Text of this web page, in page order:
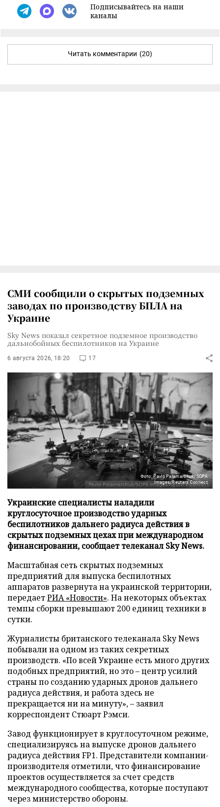
Подписывайтесь на наши
каналы
Читать комментарии (20)
СМИ сообщили о скрытых подземных
заводах по производству БПЛА на
Украине
Sky News показал секретное подземное производство
дальнобойных беспилотников на Украине
6 августа 2026, 18:20 17
Фото: Pavlo Palamarchuk/SOPA
Images/Reuters Connect
Украинские специалисты наладили
круглосуточное производство ударных
беспилотников дальнего радиуса действия в
скрытых подземных цехах при международном
финансировании, сообщает телеканал Sky News.
Масштабная сеть скрытых подземных
предприятий для выпуска беспилотных
аппаратов развернута на украинской территории,
передаетРИА «Новости». На некоторых объектах
темпы сборки превышают 200 единиц техники в
сутки.
Журналисты британского телеканала Sky News
побывали на одном из таких секретных
производств. «По всей Украине есть много других
подобных предприятий, но это – центр усилий
страны по созданию ударных дронов дальнего
радиуса действия, и работа здесь не
прекращается ни на минуту», – заявил
корреспондент Стюарт Рэмси.
Завод функционирует в круглосуточном режиме,
специализируясь на выпуске дронов дальнего
радиуса действия FP1. Представители компании-
производителя отметили, что финансирование
проектов осуществляется за счет средств
международного сообщества, которые поступают
через министерство обороны.